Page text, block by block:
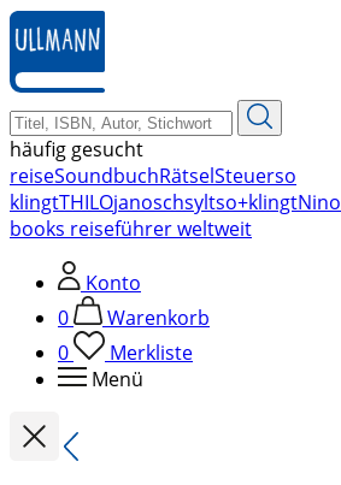
zum
Hauptinhalt
springen
häufig gesucht
reiseSoundbuchRätselSteuerso
klingtTHILOjanoschsyltso+klingtNino
books reiseführer weltweit
Konto
0
Warenkorb
0
Merkliste
Menü